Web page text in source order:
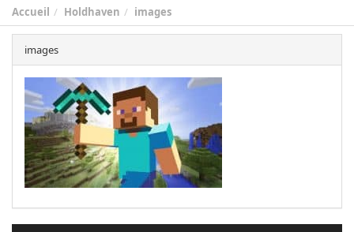
Accueil Holdhaven images
images